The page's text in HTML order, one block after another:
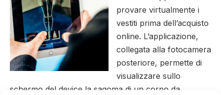
provare virtualmente i
vestiti prima dell’acquisto
online. L’applicazione,
collegata alla fotocamera
posteriore, permette di
visualizzare sullo
schermo del device la sagoma di un corpo da